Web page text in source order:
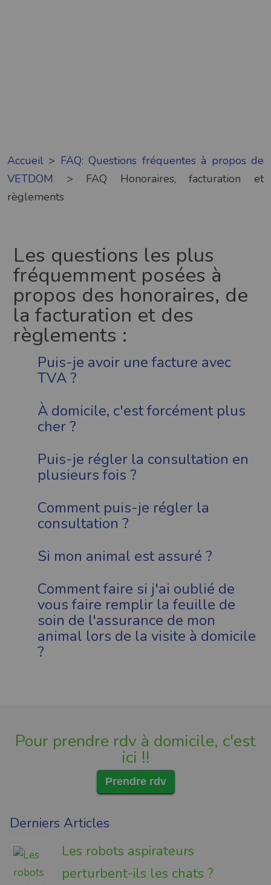
Accueil > FAQ: Questions fréquentes à propos de
VETDOM > FAQ Honoraires, facturation et
règlements
Les questions les plus
fréquemment posées à
propos des honoraires, de
la facturation et des
règlements :
Puis-je avoir une facture avec
TVA ?
À domicile, c'est forcément plus
cher ?
Puis-je régler la consultation en
plusieurs fois ?
Comment puis-je régler la
consultation ?
Si mon animal est assuré ?
Comment faire si j'ai oublié de
vous faire remplir la feuille de
soin de l'assurance de mon
animal lors de la visite à domicile
?
Pour prendre rdv à domicile, c'est
ici !!
Prendre rdv
Derniers Articles
Les robots aspirateurs
perturbent-ils les chats ?